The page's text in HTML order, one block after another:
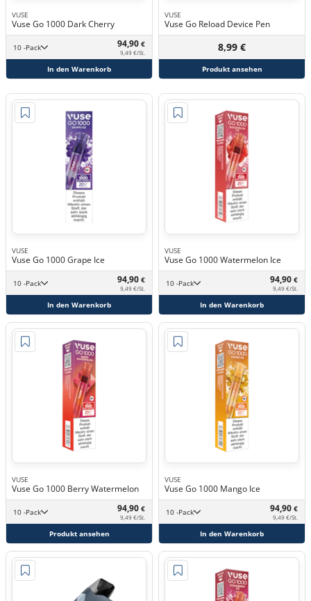
VUSE
Vuse Go 1000 Dark Cherry
10 -Pack 94,90 €
9,49 €/St.
In den Warenkorb
VUSE
Vuse Go Reload Device Pen
8,99 €
Produkt ansehen
VUSE
Vuse Go 1000 Grape Ice
10 -Pack 94,90 €
9,49 €/St.
In den Warenkorb
VUSE
Vuse Go 1000 Watermelon Ice
10 -Pack 94,90 €
9,49 €/St.
In den Warenkorb
VUSE
Vuse Go 1000 Berry Watermelon
10 -Pack 94,90 €
9,49 €/St.
Produkt ansehen
VUSE
Vuse Go 1000 Mango Ice
10 -Pack 94,90 €
9,49 €/St.
In den Warenkorb